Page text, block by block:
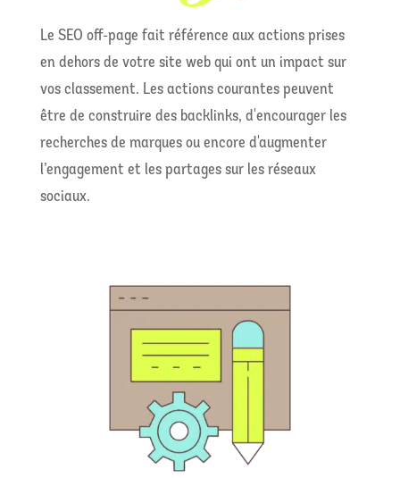
Le SEO off-page fait référence aux actions prises
en dehors de votre site web qui ont un impact sur
vos classement. Les actions courantes peuvent
être de construire des backlinks, d'encourager les
recherches de marques ou encore d'augmenter
l’engagement et les partages sur les réseaux
sociaux.